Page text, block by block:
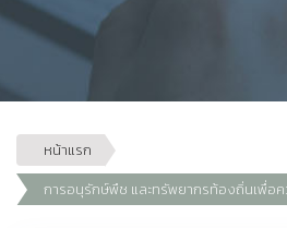
หน้าแรก
การอนุรักษ์พืช และทรัพยากรท้องถิ่นเพื่อ